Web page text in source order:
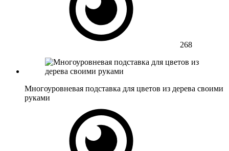
268
Многоуровневая подставка для цветов из дерева своими
руками